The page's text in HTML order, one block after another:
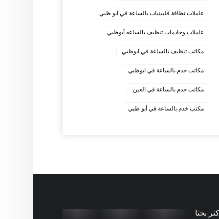
عاملات نظافة فلبينيات بالساعة في ابو ظبي
عاملات وخادمات تنظيف بالساعه أبوظبي
مكاتب تنظيف بالساعة في ابوظبي
مكاتب خدم بالساعة في ابوظبي
مكاتب خدم بالساعة في العين
مكتب خدم بالساعة في أبو ظبي
بحثا